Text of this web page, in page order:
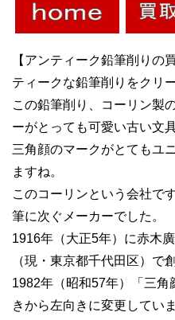
【アンティーク鉛筆削り
ティークな鉛筆削りをクリ
この鉛筆削り、コーリン製
ーがとっても可愛い古い文具
三角顔のマークがとてもユ
ますね。
このコーリンという会社で
筆に次ぐメーカーでした。
1916年（大正5年）に赤木
（現・東京都千代田区）で
1982年（昭和57年）「三角
きから左向きに変更していま